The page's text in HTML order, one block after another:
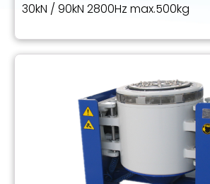
30kN / 90kN 2800Hz max.500kg